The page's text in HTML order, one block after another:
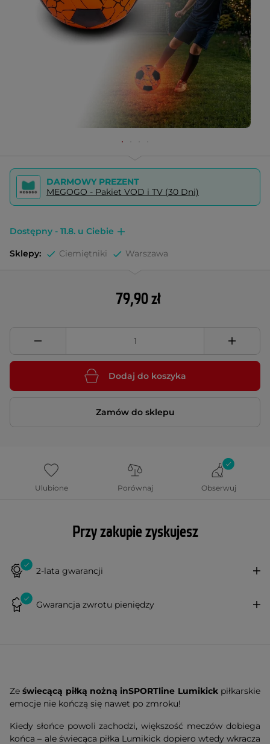
DARMOWY PREZENT
MEGOGO - Pakiet VOD i TV (30 Dni)
Dostępny - 11.8. u Ciebie
Sklepy: Ciemiętniki Warszawa
79,90 zł
Dodaj do koszyka
Zamów do sklepu
Ulubione Porównaj Obserwuj
Przy zakupie zyskujesz
2-lata gwarancji
Gwarancja zwrotu pieniędzy
Zeświecącą piłką nożną inSPORTline Lumikickpiłkarskie
emocje nie kończą się nawet po zmroku!
Kiedy słońce powoli zachodzi, większość meczów dobiega
końca – ale świecąca piłka Lumikick dopiero wtedy wkracza